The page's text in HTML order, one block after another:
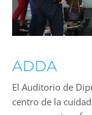
ADDA
El Auditorio de
centro de la